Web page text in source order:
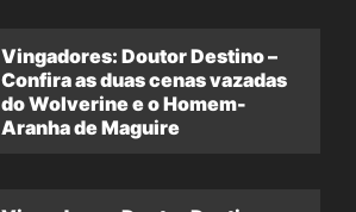
Vingadores: Doutor Destino –
Confira as duas cenas vazadas
do Wolverine e o Homem-
Aranha de Maguire